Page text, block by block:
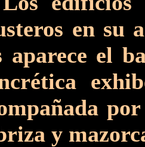
en su
aparece el
por
y